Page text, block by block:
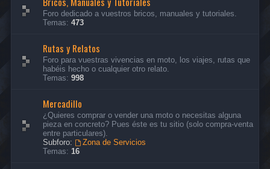
Foro dedicado a vuestros bricos, manuales y tutoriales.
Temas: 473
Rutas y Relatos
Foro para vuestras vivencias en moto, los viajes, rutas que
habéis hecho o cualquier otro relato.
Temas: 998
Mercadillo
¿Quieres comprar o vender una moto o necesitas alguna
pieza en concreto? Pues éste es tu sitio (solo compra-venta
entre particulares).
Subforo:
Zona de Servicios
Temas: 16